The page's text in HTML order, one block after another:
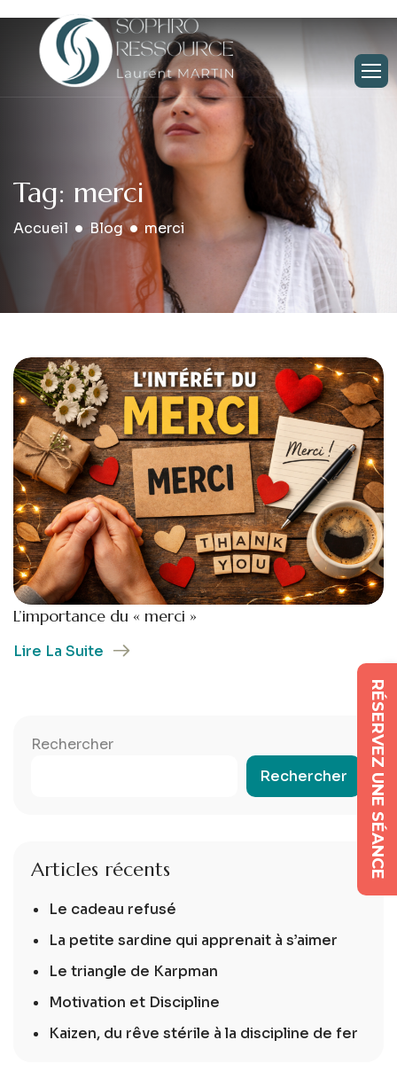
Tag: merci
Accueil Blog merci
L’importance du « merci »
Lire La Suite
Rechercher
Rechercher
Articles récents
Le cadeau refusé
La petite sardine qui apprenait à s’aimer
Le triangle de Karpman
Motivation et Discipline
Kaizen, du rêve stérile à la discipline de fer
RÉSERVEZ UNE SÉANCE